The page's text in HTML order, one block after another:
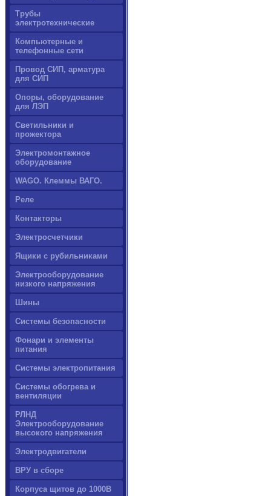
Трубы
электротехнические
Компьютерные и
телефонные сети
Провод СИП, арматура
для СИП
Опоры, оборудование
для ЛЭП
Светильники и
прожектора
Электромонтажное
оборудование
WAGO. Клеммы ВАГО.
Реле
Контакторы
Электросчетчики
Ящики с рубильниками
Электрооборудование
низкого напряжения
Шины
Системы безопасности
Фонари и элементы
питания
Системы электропитания
Системы обогрева и
вентиляции
РЛНД
Электрооборудование
высокого напряжения
Электродвигатели
ВРУ в сборе
Корпуса щитов до 1000В